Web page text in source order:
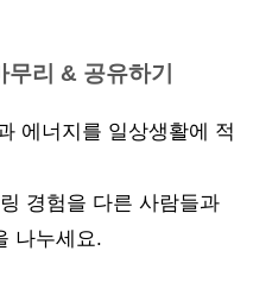
리 & 공유하기
에너지를 일상생활에 적
경험을 다른 사람들과
나누세요.